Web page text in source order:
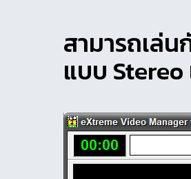
สามารถเล่
แบบ Stereo